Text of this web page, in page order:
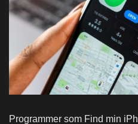
Programmer som Find min